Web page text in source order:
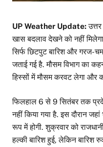
UP Weather Update:
खास बदलाव देखने को नहीं
सिर्फ छिटपुट बारिश और गरज-
जताई गई है. मौसम विभाग का
हिस्सों में मौसम करवट लेगा और
फिलहाल 6 से 9 सितंबर तक
नहीं किया गया है. इस दौरान
रूप में होगी. शुक्रवार को
हल्की बारिश हुई, लेकिन बारिश